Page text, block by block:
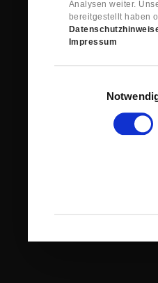
Analysen weiter.
bereitgestellt haben
Impressum